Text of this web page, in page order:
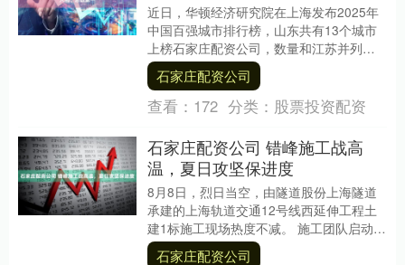
近日，华顿经济研究院在上海发布2025年
中国百强城市排行榜，山东共有13个城市
上榜石家庄配资公司，数量和江苏并列第
一。 排名前20名的城市为：北京、上海、
深圳、....
石家庄配资公司
查看： 172 分类： 股票投资配资
石家庄配资公司 错峰施工战高
温，夏日攻坚保进度
8月8日，烈日当空，由隧道股份上海隧道
承建的上海轨道交通12号线西延伸工程土
建1标施工现场热度不减。 施工团队启动错
峰施工机制，通过科学调度，既保障人员
石家庄配资公司